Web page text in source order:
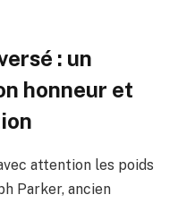
: un
honneur et
attention les poids
Parker, ancien